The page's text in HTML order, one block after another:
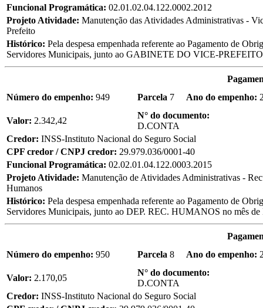
Funcional Programática: 02.01.02.04.122.0002.2012
Projeto Atividade: Manutenção das Atividades Administrativas -
Prefeito
Histórico: Pela despesa empenhada referente ao Pagamento de
Servidores Municipais, junto ao GABINETE DO VICE-
Número do empenho: 949 Parcela 7 Ano do empenho:
Valor: 2.342,42
N° do documento:
D.CONTA
Credor: INSS-Instituto Nacional do Seguro Social
CPF credor / CNPJ credor: 29.979.036/0001-40
Funcional Programática: 02.02.01.04.122.0003.2015
Projeto Atividade: Manutenção de Atividades Administrativas -
Humanos
Histórico: Pela despesa empenhada referente ao Pagamento de
Servidores Municipais, junto ao DEP. REC. HUMANOS no mês
Número do empenho: 950 Parcela 8 Ano do empenho:
Valor: 2.170,05
N° do documento:
D.CONTA
Credor: INSS-Instituto Nacional do Seguro Social